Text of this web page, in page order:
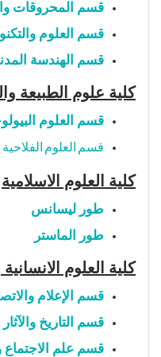
قسم المحروقات
قسم العلوم
قسم الهندسة
كلية علوم الطبيعة
قسم العلوم
قسم العلوم الفلاحية
كلية العلوم الاسلامية
طور ليسانس
طور الماستر
كلية العلوم
قسم الإعلام
قسم التاريخ والآثار
قسم علم الاجتماع